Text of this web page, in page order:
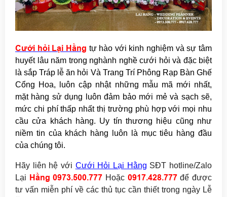
Cưới hỏi Lại Hằng tự hào với kinh nghiệm và sự tâm
huyết lâu năm trong nghành nghề cưới hỏi và đặc biệt
là sắp Tráp lễ ăn hỏi Và Trang Trí Phông Rạp Bàn Ghế
Cổng Hoa, luôn cập nhật những mẫu mã mới nhất,
mặt hàng sử dụng luôn đảm bảo mới mẻ và sạch sẽ,
mức chi phí thấp nhất thị trường phù hợp với mọi nhu
cầu cửa khách hàng. Uy tín thương hiệu cũng như
niềm tin của khách hàng luôn là mục tiêu hàng đầu
của chúng tôi.
Hãy liên hệ với Cưới Hỏi Lại Hằng SĐT hotline/Zalo
Lại Hằng 0973.500.777 Hoặc 0917.428.777để được
tư vấn miễn phí về các thủ tục cần thiết trong ngày Lễ